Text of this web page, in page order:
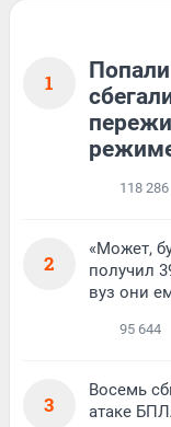
1
118 286
2
«Может,
получил
вуз они
95 644
3
Восемь
атаке